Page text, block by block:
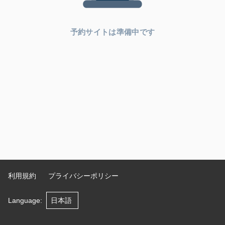
予約サイトは準備中です
利用規約 プライバシーポリシー
Language: